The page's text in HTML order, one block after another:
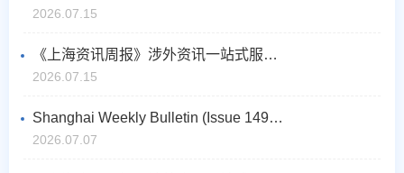
2026.07.15
《上海资讯周报》涉外资讯一站式服务（2026年7月第2期，总第150期）
2026.07.15
Shanghai Weekly Bulletin (Issue 149 No.1, July 2026)
2026.07.07